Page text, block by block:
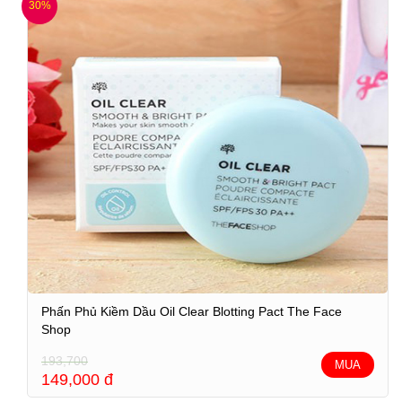
30%
Phấn Phủ Kiềm Dầu Oil Clear Blotting Pact The Face
Shop
193,700
149,000 đ
MUA